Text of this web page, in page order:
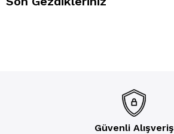
Güvenli Alışveriş